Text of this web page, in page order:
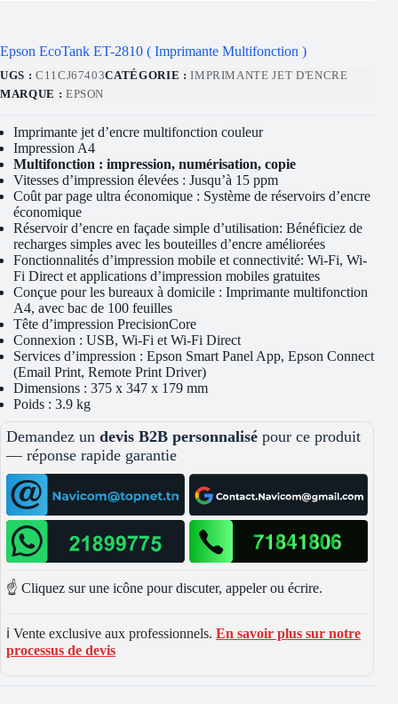
Epson EcoTank ET-2810 ( Imprimante Multifonction )
UGS : C11CJ67403CATÉGORIE :IMPRIMANTE JET D'ENCRE
MARQUE : EPSON
Imprimante jet d’encre multifonction couleur
Impression A4
Multifonction : impression, numérisation, copie
Vitesses d’impression élevées : Jusqu’à 15 ppm
Coût par page ultra économique : Système de réservoirs d’encre
économique
Réservoir d’encre en façade simple d’utilisation: Bénéficiez de
recharges simples avec les bouteilles d’encre améliorées
Fonctionnalités d’impression mobile et connectivité: Wi-Fi, Wi-
Fi Direct et applications d’impression mobiles gratuites
Conçue pour les bureaux à domicile : Imprimante multifonction
A4, avec bac de 100 feuilles
Tête d’impression PrecisionCore
Connexion : USB, Wi-Fi et Wi-Fi Direct
Services d’impression : Epson Smart Panel App, Epson Connect
(Email Print, Remote Print Driver)
Dimensions : 375 x 347 x 179 mm
Poids : 3.9 kg
Demandez un devis B2B personnalisé pour ce produit
— réponse rapide garantie
☝️ Cliquez sur une icône pour discuter, appeler ou écrire.
ℹ️ Vente exclusive aux professionnels. En savoir plus sur notre
processus de devis